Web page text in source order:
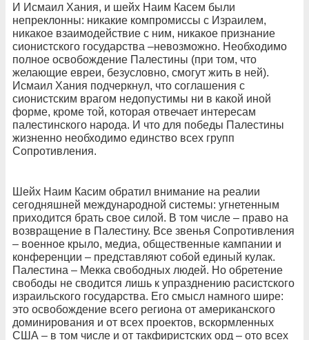
И Исмаил Хания, и шейх Наим Касем были
непреклонны: никакие компромиссы с Израилем,
никакое взаимодействие с ним, никакое признание
сионистского государства –невозможно. Необходимо
полное освобождение Палестины (при том, что
желающие евреи, безусловно, смогут жить в ней).
Исмаил Хания подчеркнул, что соглашения с
сионистским врагом недопустимы ни в какой иной
форме, кроме той, которая отвечает интересам
палестинского народа. И что для победы Палестины
жизненно необходимо единство всех групп
Сопротивления.
Шейх Наим Касим обратил внимание на реалии
сегодняшней международной системы: угнетенным
приходится брать свое силой. В том числе – право на
возвращение в Палестину. Все звенья Сопротивления
– военное крыло, медиа, общественные кампании и
конференции – представляют собой единый кулак.
Палестина – Мекка свободных людей. Но обретение
свободы не сводится лишь к упразднению расистского
израильского государства. Его смысл намного шире:
это освобождение всего региона от американского
доминирования и от всех проектов, вскормленных
США – в том числе и от такфиристских орд – ото всех